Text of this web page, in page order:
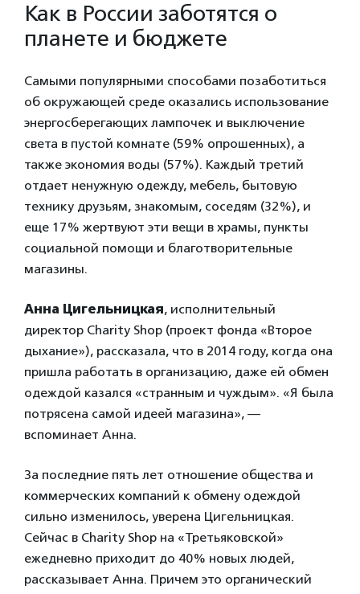
Как в России заботятся о
планете и бюджете
Самыми популярными способами позаботиться
об окружающей среде оказались использование
энергосберегающих лампочек и выключение
света в пустой комнате (59% опрошенных), а
также экономия воды (57%). Каждый третий
отдает ненужную одежду, мебель, бытовую
технику друзьям, знакомым, соседям (32%), и
еще 17% жертвуют эти вещи в храмы, пункты
социальной помощи и благотворительные
магазины.
Анна Цигельницкая, исполнительный
директор Charity Shop (проект фонда «Второе
дыхание»), рассказала, что в 2014 году, когда она
пришла работать в организацию, даже ей обмен
одеждой казался «странным и чуждым». «Я была
потрясена самой идеей магазина», —
вспоминает Анна.
За последние пять лет отношение общества и
коммерческих компаний к обмену одеждой
сильно изменилось, уверена Цигельницкая.
Сейчас в Charity Shop на «Третьяковской»
ежедневно приходит до 40% новых людей,
рассказывает Анна. Причем это органический